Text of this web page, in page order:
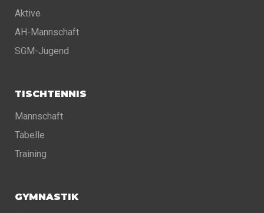
Aktive
AH-Mannschaft
SGM-Jugend
TISCHTENNIS
Mannschaft
Tabelle
Training
GYMNASTIK